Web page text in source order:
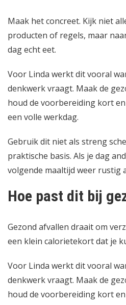
Maak het concreet. Kijk niet
producten of regels, maar
dag echt eet.
Voor Linda werkt dit vooral
denkwerk vraagt. Maak de
houd de voorbereiding kort
een volle werkdag.
Gebruik dit niet als streng
praktische basis. Als je dag
volgende maaltijd weer rustig
Hoe past dit bij
Gezond afvallen draait om
een klein calorietekort dat je
Voor Linda werkt dit vooral
denkwerk vraagt. Maak de
houd de voorbereiding kort